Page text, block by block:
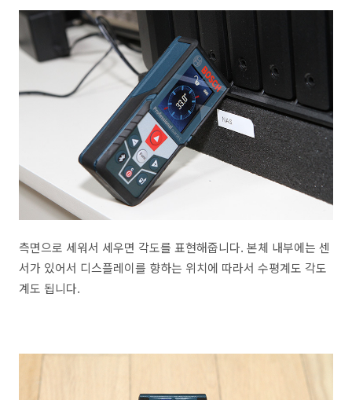
측면으로 세워서 세우면 각도를 표현해줍니다. 본체 내부에는 센
서가 있어서 디스플레이를 향하는 위치에 따라서 수평계도 각도
계도 됩니다.